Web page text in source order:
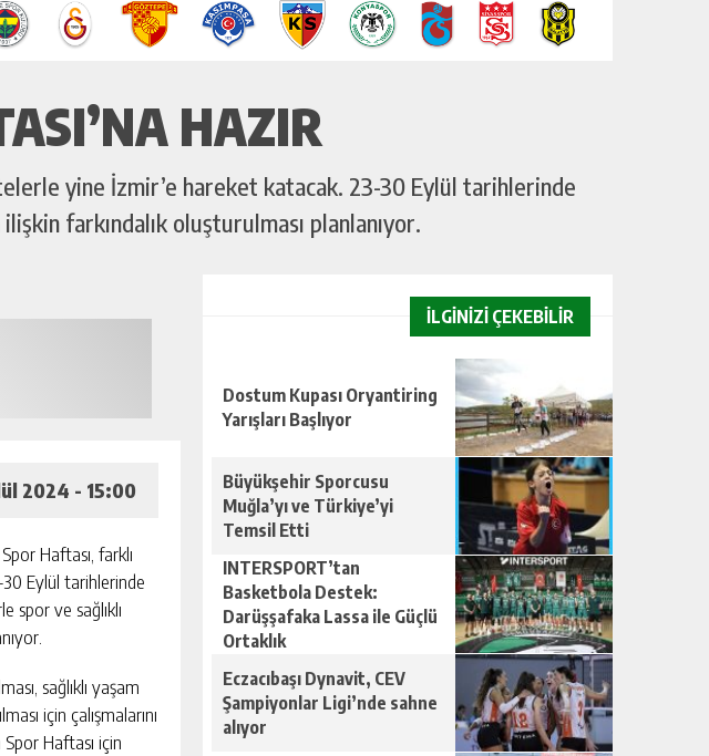
HAZIR
yine İzmir’e hareket katacak. 23-30 Eylül tarihlerinde
farkındalık oluşturulması planlanıyor.
2024 - 15:00
Haftası, farklı
Eylül tarihlerinde
spor ve sağlıklı
sağlıklı yaşam
için çalışmalarını
Haftası için
İLGİNİZİ ÇEKEBİLİR
Dostum Kupası Oryantiring
Yarışları Başlıyor
Büyükşehir Sporcusu
Muğla’yı ve Türkiye’yi
Temsil Etti
INTERSPORT’tan
Basketbola Destek:
Darüşşafaka Lassa ile Güçlü
Ortaklık
Eczacıbaşı Dynavit, CEV
Şampiyonlar Ligi’nde sahne
alıyor